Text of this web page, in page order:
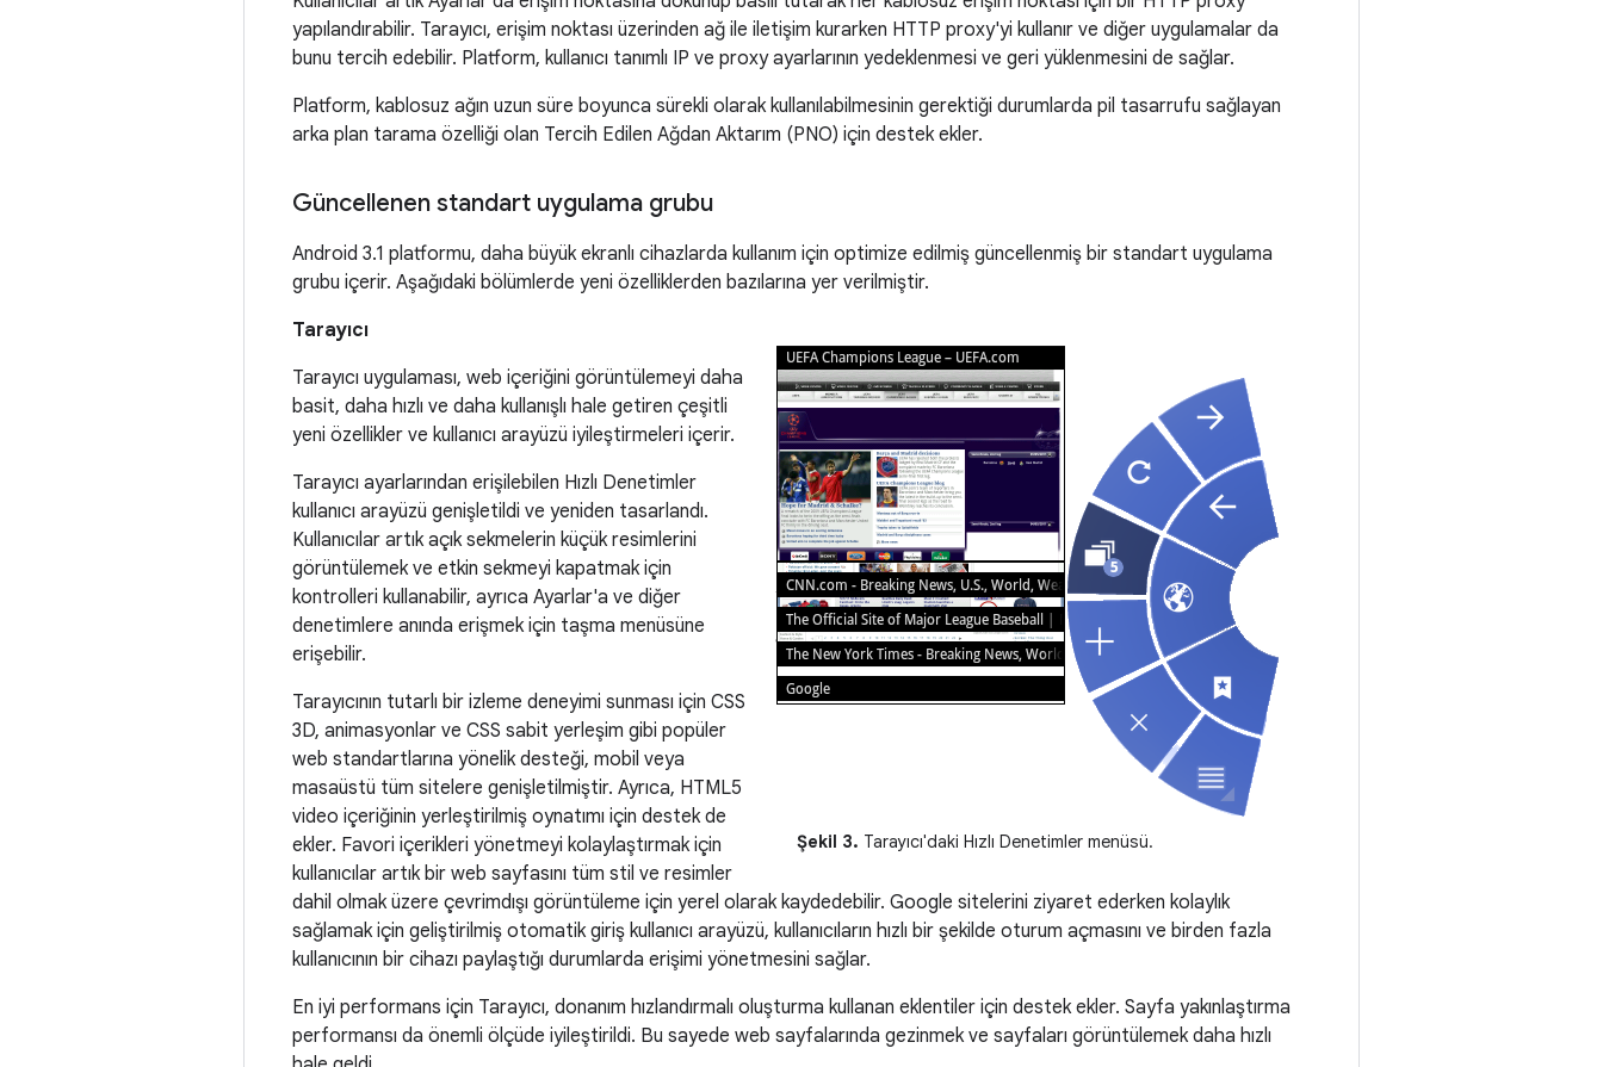
yapılandırabilir. Tarayıcı, erişim noktası üzerinden ağ ile iletişim kurarken HTTP proxy'yi kullanır ve diğer uygulamalar da
bunu tercih edebilir. Platform, kullanıcı tanımlı IP ve proxy ayarlarının yedeklenmesi ve geri yüklenmesini de sağlar.
Platform, kablosuz ağın uzun süre boyunca sürekli olarak kullanılabilmesinin gerektiği durumlarda pil tasarrufu sağlayan
arka plan tarama özelliği olan Tercih Edilen Ağdan Aktarım (PNO) için destek ekler.
Güncellenen standart uygulama grubu
Android 3.1 platformu, daha büyük ekranlı cihazlarda kullanım için optimize edilmiş güncellenmiş bir standart uygulama
grubu içerir. Aşağıdaki bölümlerde yeni özelliklerden bazılarına yer verilmiştir.
Şekil 3. Tarayıcı'daki Hızlı Denetimler menüsü.
Tarayıcı
Tarayıcı uygulaması, web içeriğini görüntülemeyi daha
basit, daha hızlı ve daha kullanışlı hale getiren çeşitli
yeni özellikler ve kullanıcı arayüzü iyileştirmeleri içerir.
Tarayıcı ayarlarından erişilebilen Hızlı Denetimler
kullanıcı arayüzü genişletildi ve yeniden tasarlandı.
Kullanıcılar artık açık sekmelerin küçük resimlerini
görüntülemek ve etkin sekmeyi kapatmak için
kontrolleri kullanabilir, ayrıca Ayarlar'a ve diğer
denetimlere anında erişmek için taşma menüsüne
erişebilir.
Tarayıcının tutarlı bir izleme deneyimi sunması için CSS
3D, animasyonlar ve CSS sabit yerleşim gibi popüler
web standartlarına yönelik desteği, mobil veya
masaüstü tüm sitelere genişletilmiştir. Ayrıca, HTML5
video içeriğinin yerleştirilmiş oynatımı için destek de
ekler. Favori içerikleri yönetmeyi kolaylaştırmak için
kullanıcılar artık bir web sayfasını tüm stil ve resimler
dahil olmak üzere çevrimdışı görüntüleme için yerel olarak kaydedebilir. Google sitelerini ziyaret ederken kolaylık
sağlamak için geliştirilmiş otomatik giriş kullanıcı arayüzü, kullanıcıların hızlı bir şekilde oturum açmasını ve birden fazla
kullanıcının bir cihazı paylaştığı durumlarda erişimi yönetmesini sağlar.
En iyi performans için Tarayıcı, donanım hızlandırmalı oluşturma kullanan eklentiler için destek ekler. Sayfa yakınlaştırma
performansı da önemli ölçüde iyileştirildi. Bu sayede web sayfalarında gezinmek ve sayfaları görüntülemek daha hızlı